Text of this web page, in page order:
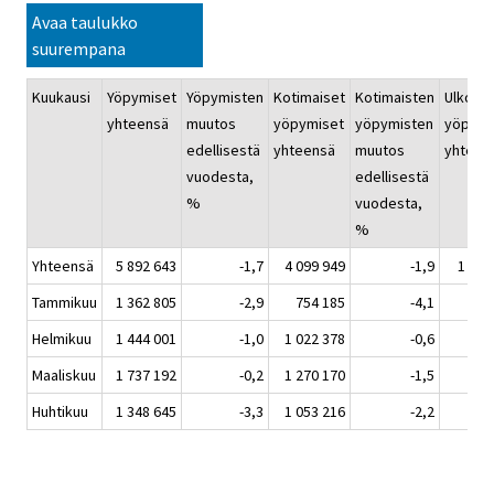
Avaa taulukko
suurempana
Kuukausi
Yöpymiset
yhteensä
Yöpymisten
muutos
edellisestä
vuodesta,
%
Kotimaiset
yöpymiset
yhteensä
Kotimaisten
yöpymisten
muutos
edellisestä
vuodesta,
%
Yhteensä 5 892 643 -1,7 4 099 949 -1,9
1
Tammikuu
1 362 805 -2,9 754 185 -4,1
Helmikuu
1 444 001 -1,0 1 022 378 -0,6
Maaliskuu
1 737 192 -0,2 1 270 170 -1,5
Huhtikuu
1 348 645 -3,3 1 053 216 -2,2